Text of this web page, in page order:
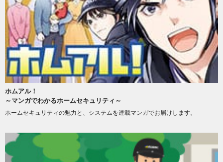
ホムアル！
～マンガでわかるホームセキュリティ～
ホームセキュリティの魅力と、システムを連載マンガでお届けします。